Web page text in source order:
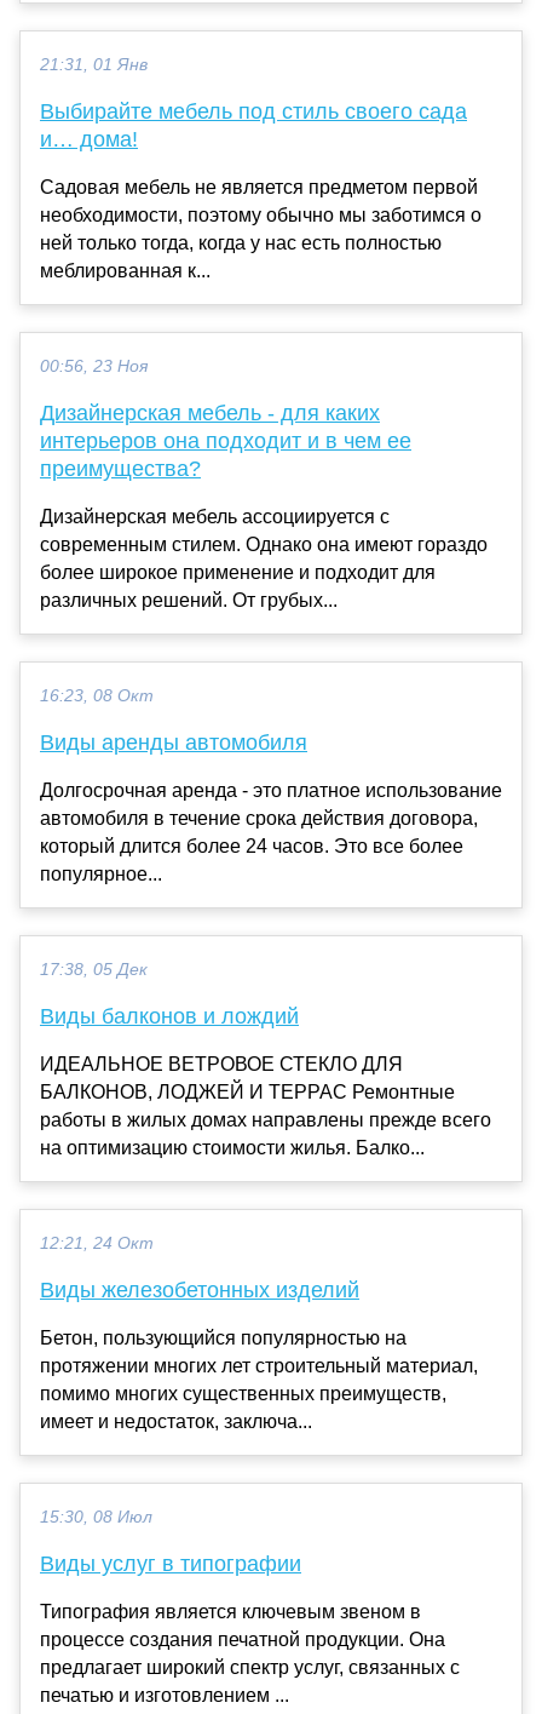
21:31, 01 Янв
Выбирайте мебель под стиль своего сада
и… дома!
Садовая мебель не является предметом первой
необходимости, поэтому обычно мы заботимся о
ней только тогда, когда у нас есть полностью
меблированная к...
00:56, 23 Ноя
Дизайнерская мебель - для каких
интерьеров она подходит и в чем ее
преимущества?
Дизайнерская мебель ассоциируется с
современным стилем. Однако она имеют гораздо
более широкое применение и подходит для
различных решений. От грубых...
16:23, 08 Окт
Виды аренды автомобиля
Долгосрочная аренда - это платное использование
автомобиля в течение срока действия договора,
который длится более 24 часов. Это все более
популярное...
17:38, 05 Дек
Виды балконов и лождий
ИДЕАЛЬНОЕ ВЕТРОВОЕ СТЕКЛО ДЛЯ
БАЛКОНОВ, ЛОДЖЕЙ И ТЕРРАС Ремонтные
работы в жилых домах направлены прежде всего
на оптимизацию стоимости жилья. Балко...
12:21, 24 Окт
Виды железобетонных изделий
Бетон, пользующийся популярностью на
протяжении многих лет строительный материал,
помимо многих существенных преимуществ,
имеет и недостаток, заключа...
15:30, 08 Июл
Виды услуг в типографии
Типография является ключевым звеном в
процессе создания печатной продукции. Она
предлагает широкий спектр услуг, связанных с
печатью и изготовлением ...